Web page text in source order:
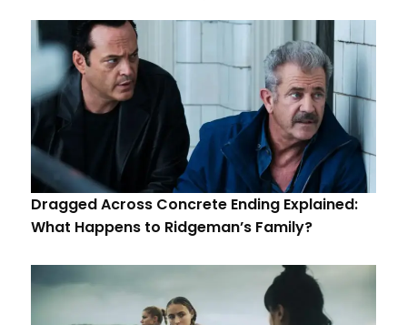
Dragged Across Concrete Ending Explained:
What Happens to Ridgeman’s Family?